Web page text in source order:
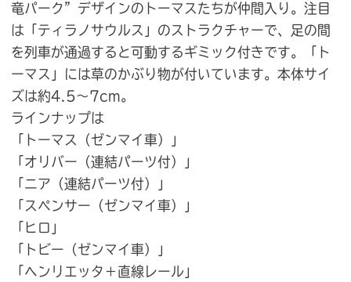
竜パーク”デザインのトーマスたちが仲間入り。注目
は「ティラノサウルス」のストラクチャーで、足の間
を列車が通過すると可動するギミック付きです。「ト
ーマス」には草のかぶり物が付いています。本体サイ
ズは約4.5〜7cm。
ラインナップは
「トーマス（ゼンマイ車）」
「オリバー（連結パーツ付）」
「ニア（連結パーツ付）」
「スペンサー（ゼンマイ車）」
「ヒロ」
「トビー（ゼンマイ車）」
「ヘンリエッタ＋直線レール」